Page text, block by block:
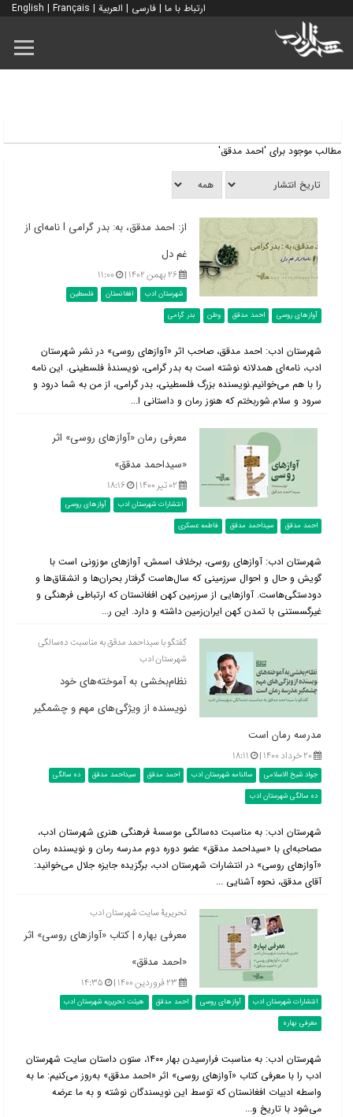
ارتباط با ما | فارسی | العربية |
English | Français
مطالب موجود برای 'احمد مدقق'
از: احمد مدقق، به: بدر گرامی l نامه‌ای از
غم دل
۲۶ بهمن ۱۴۰۲ | ۱۱:۰۰
شهرستان ادب افغانستان
فلسطین
آوازهای روسی
احمد مدقق وطن بدر گرامی
شهرستان ادب: احمد مدقق، صاحب اثر «آوازهای روسی» در نشر شهرستان
ادب، نامه‌ای همدلانه نوشته است به بدر گرامی، نویسندۀ فلسطینی. این نامه
را با هم می‌خوانیم.نویسنده بزرگ فلسطینی، بدر گرامی، از من به شما درود و
سرود و سلام.شوربختم که هنوز رمان و داستانی ا...
معرفی رمان «آوازهای روسی» اثر
«سیداحمد مدقق»
۰۲ تیر ۱۴۰۰ | ۱۸:۱۶
انتشارات شهرستان ادب
آوازهای روسی
احمد مدقق
سیداحمد مدقق فاطمه عسکری
شهرستان ادب: آوازهای روسی، برخلاف اسمش، آوازهای موزونی است با
گویش و حال و احوال سرزمینی که سال‌هاست گرفتار بحران‌ها و انشقاق‌ها و
دودستگی‌هاست. آوازهایی از سرزمین کهن افغانستان که ارتباطی فرهنگی و
غیرگسستنی با تمدن کهن ایران‌زمین داشته و دارد. این ر...
گفتگو با سیداحمد مدقق به مناسبت ده‌سالگی
شهرستان ادب
نظام‌‏بخشی به آموخته‌‏های خود
نويسنده از ويژگی‌های مهم و چشمگير
مدرسه رمان است
۲۰ خرداد ۱۴۰۰ | ۱۸:۱۱
جواد شیخ الاسلامی سالنامه شهرستان ادب احمد مدقق سیداحمد مدقق
ده سالگی
ده سالگی شهرستان ادب
شهرستان ادب: به مناسبت ده‌سالگی موسسۀ فرهنگی هنری شهرستان ادب،
مصاحبه‌ای با «سیداحمد مدقق» عضو دوره دوم مدرسه رمان و نویسنده رمان
«آوازهای روسی» در انتشارات شهرستان ادب، برگزیده جایزه جلال می‌خوانید:
آقای مدقق، نحوه آشنایی ...
تحریریۀ سایت شهرستان ادب
معرفی بهاره | کتاب «آوازهای روسی» اثر
«احمد مدقق»
۲۳ فروردین ۱۴۰۰ | ۱۴:۳۵
انتشارات شهرستان ادب آوازهای روسی احمد مدقق
هیئت تحریریه شهرستان ادب
معرفی بهاره
شهرستان ادب: به مناسبت فرارسیدن بهار ۱۴۰۰، ستون داستان سایت شهرستان
ادب را با معرفی کتاب «آوازهای روسی» اثر «احمد مدقق» به‌روز می‌کنیم: ما به
واسطه ادبیات افغانستان که توسط این نویسندگان نوشته و به ما عرضه
می‌شود با تاریخ و...